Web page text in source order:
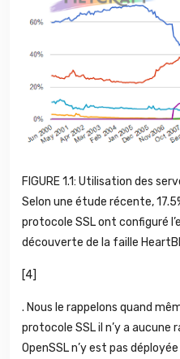
FIGURE 1.1: Utilisation des
Selon une étude récente,
protocole SSL ont configuré
découverte de la faille
[4]
. Nous le rappelons quand
protocole SSL il n’y a aucune
OpenSSL n’y est pas